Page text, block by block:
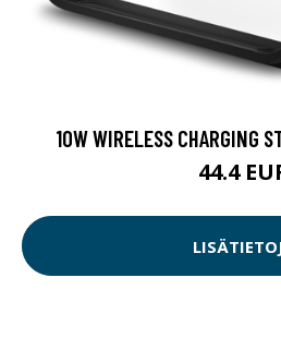
10W WIRELESS CHARGING
44.4